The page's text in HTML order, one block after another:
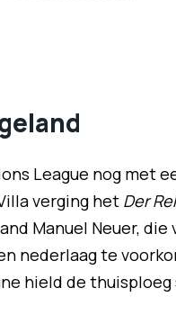
League nog met
verging het Der
Manuel Neuer,
nederlaag te
hield de thuisploeg